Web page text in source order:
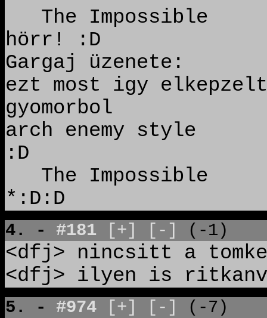
The Impossible
hörr! :D
Gargaj üzenete:
ezt most igy
gyomorbol
arch enemy style
:D
The Impossible
*:D:D
4. - #181 [+] [-] (-1)
<dfj> nincsitt a
<dfj> ilyen is
5. - #974 [+] [-] (-7)